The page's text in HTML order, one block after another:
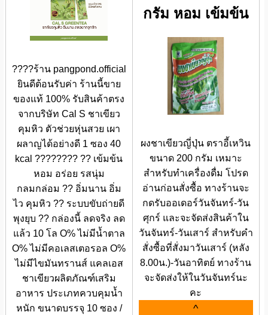
????ร้าน pangpond.official
ยินดีต้อนรับค่า ร้านนี้ขาย
ของแท้ 100% รับสินค้าตรง
จากบริษัท Cal S ชาเขียว
คุมหิว ตัวช่วยหุ่นสวย เผา
ผลาญได้อย่างดี 1 ซอง 40
kcal ???????? ?? เข้มข้น
หอม อร่อย รสนุ่ม
กลมกล่อม ?? อิ่มนาน อิ่ม
ไว คุมหิว ?? ระบบขับถ่ายดี
พุงยุบ ?? กล่องนี้ ลดจริง ลด
แล้ว 10 โล O% ไม่มีน้ำตาล
O% ไม่มีคอเลสเตอรอล O%
ไม่มีไขมันทรานส์ แคลเอส
ชาเขียวผลิตภัณฑ์เสริม
อาหาร ประเภทควบคุมน้ำ
หนัก ขนาดบรรจุ 10 ซอง /
กรัม หอม เข้มข้น
ผงชาเขียวญี่ปุ่น ตราอี้เหวิน
ขนาด 200 กรัม เหมาะ
สำหรับทำเครื่องดื่ม โปรด
อ่านก่อนสั่งซื้อ ทางร้านจะ
กดรับออเดอร์วันจันทร์-วัน
ศุกร์ และจะจัดส่งสินค้าใน
วันจันทร์-วันเสาร์ สำหรับคำ
สั่งซื้อที่สั่งมาวันเสาร์ (หลัง
8.00น.)-วันอาทิตย์ ทางร้าน
จะจัดส่งให้ในวันจันทร์นะ
คะ
^